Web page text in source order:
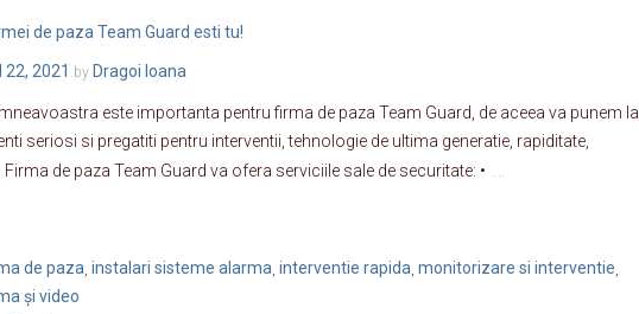
de paza Team Guard esti tu!
22, 2021 by Dragoi Ioana
este importanta pentru firma de paza Team Guard, de aceea va punem la
seriosi si pregatiti pentru interventii, tehnologie de ultima generatie, rapiditate,
de paza Team Guard va ofera serviciile sale de securitate: •
de paza, instalari sisteme alarma, interventie rapida, monitorizare si interventie,
și video